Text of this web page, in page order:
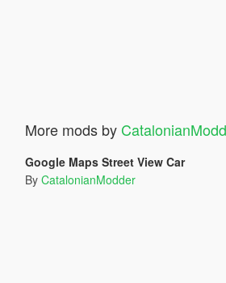
More mods by
5.0
Google Maps Street View Car
By CatalonianModder